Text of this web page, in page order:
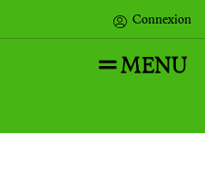
Connexion
MENU